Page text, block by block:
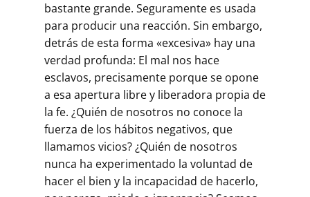
bastante grande. Seguramente es usada
para producir una reacción. Sin embargo,
detrás de esta forma «excesiva» hay una
verdad profunda: El mal nos hace
esclavos, precisamente porque se opone
a esa apertura libre y liberadora propia de
la fe. ¿Quién de nosotros no conoce la
fuerza de los hábitos negativos, que
llamamos vicios? ¿Quién de nosotros
nunca ha experimentado la voluntad de
hacer el bien y la incapacidad de hacerlo,